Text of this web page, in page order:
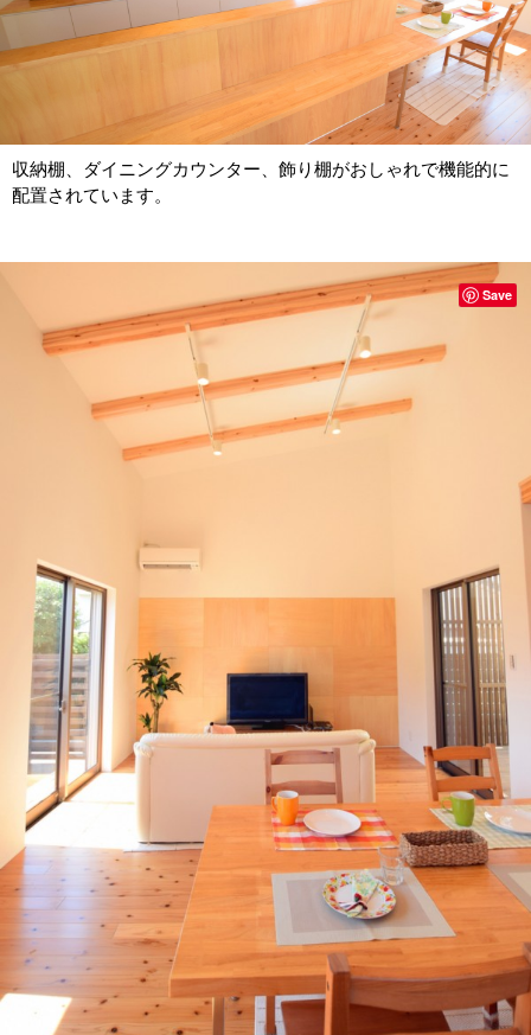
収納棚、ダイニングカウンター、飾り棚がおしゃれで機能的に
配置されています。
Save